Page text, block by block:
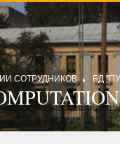
СОТРУДНИКОВ БД